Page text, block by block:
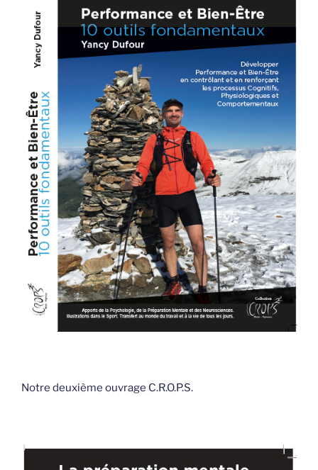
Notre deuxième ouvrage C.R.O.P.S.